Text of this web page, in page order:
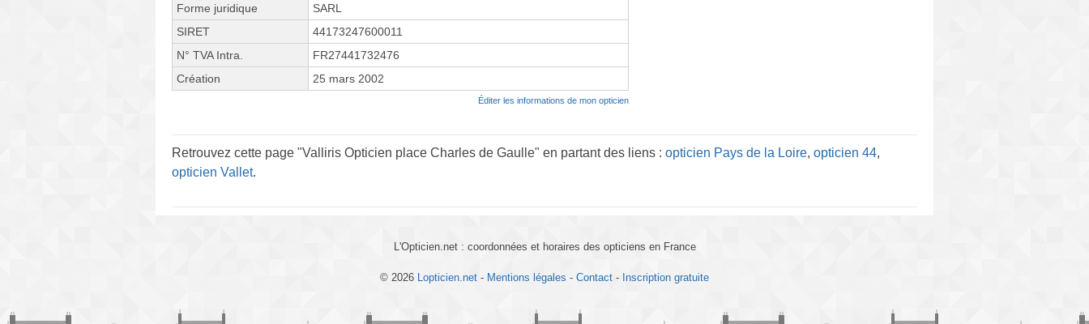
Forme juridique
SARL
SIRET
44173247600011
N° TVA Intra.
FR27441732476
Création
25 mars 2002
Éditer les informations de mon opticien
Retrouvez cette page "Valliris Opticien place Charles de Gaulle" en partant des liens : opticien Pays de la Loire, opticien 44,
opticien Vallet.
L'Opticien.net : coordonnées et horaires des opticiens en France
© 2026 Lopticien.net - Mentions légales - Contact - Inscription gratuite